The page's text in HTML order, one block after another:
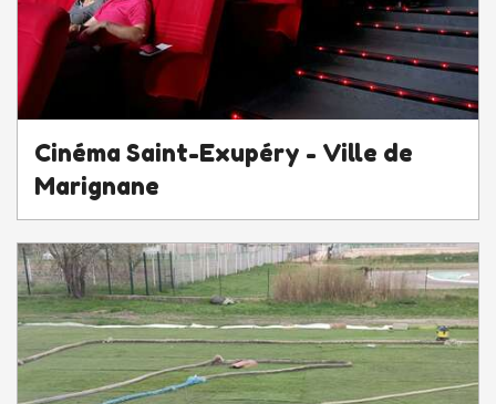
Cinéma Saint-Exupéry - Ville de
Marignane